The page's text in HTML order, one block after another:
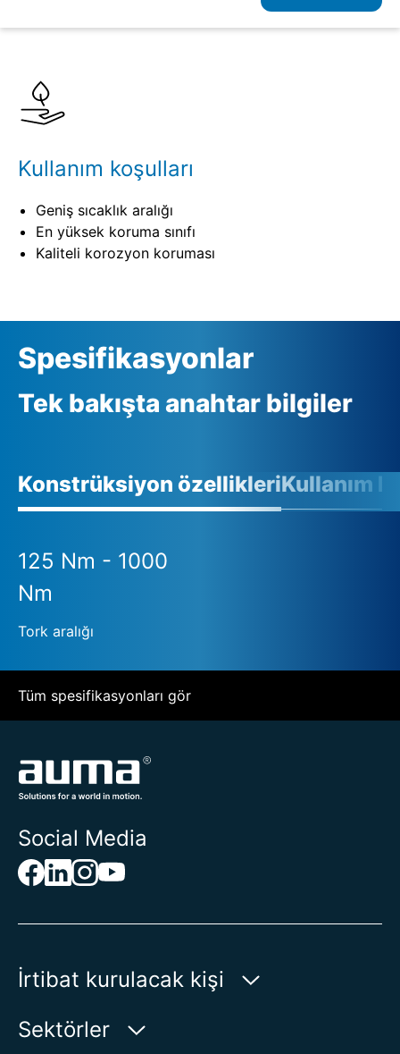
Kullanım koşulları
Geniş sıcaklık aralığı
En yüksek koruma sınıfı
Kaliteli korozyon koruması
Spesifikasyonlar
Tek bakışta anahtar bilgiler
Konstrüksiyon özellikleriKullanım
125 Nm - 1000
Nm
Tork aralığı
Tüm spesifikasyonları gör
Social Media
İrtibat kurulacak kişi
AUMA Riester
Sektörler